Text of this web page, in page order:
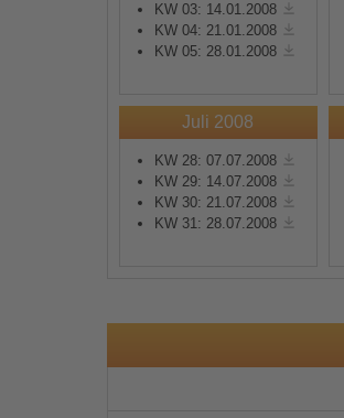
der Nutzung des
zu, um diese Inhalte
anzuzeigen.
Mehr Informationen
Akzeptieren
powered byUsercentrics
KW 03: 14.01.2008
KW 04: 21.01.2008
KW 05: 28.01.2008
Juli 2008
KW 28: 07.07.2008
KW 29: 14.07.2008
KW 30: 21.07.2008
KW 31: 28.07.2008